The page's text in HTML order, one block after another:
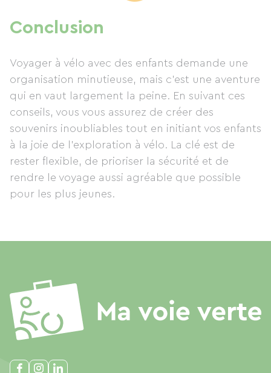
Conclusion
Voyager à vélo avec des enfants demande une
organisation minutieuse, mais c’est une aventure
qui en vaut largement la peine. En suivant ces
conseils, vous vous assurez de créer des
souvenirs inoubliables tout en initiant vos enfants
à la joie de l’exploration à vélo. La clé est de
rester flexible, de prioriser la sécurité et de
rendre le voyage aussi agréable que possible
pour les plus jeunes.